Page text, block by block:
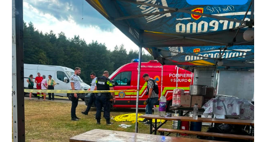
Adaugă aici textul pentru
subtitluAdaugă aici
textul pentru
subtitluAdaugă aici
textul pentru
subtitluAdaugă aici
textul pentru subti